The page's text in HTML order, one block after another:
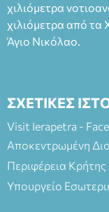
(Είσοδος ΕΠΑ.Λ.)
ΘΕΑΤΡΙΚΕΣ
χιλιόμετρα
χιλιόμετρα από τα
Άγιο Νικόλαο.
ΣΧΕΤΙΚΕΣ
Visit Ierapetra -
Αποκεντρωμένη
Περιφέρεια Κρήτης
Υπουργείο